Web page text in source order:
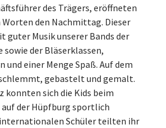
des Trägers, eröffneten
den Nachmittag. Dieser
guter Musik unserer Bands der
der Bläserklassen,
einer Menge Spaß. Auf dem
gebastelt und gemalt.
konnten sich die Kids beim
auf der Hüpfburg sportlich
Schüler teilten ihr